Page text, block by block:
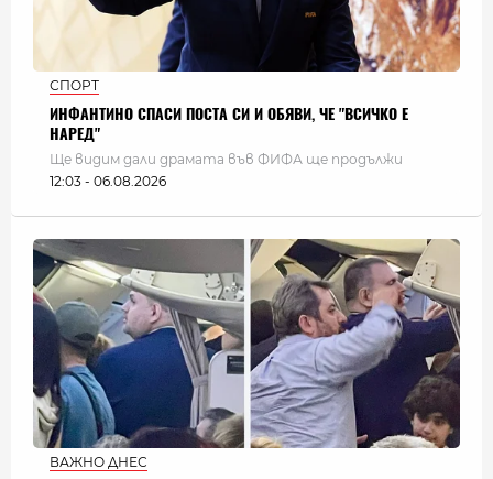
СПОРТ
ИНФАНТИНО СПАСИ ПОСТА СИ И ОБЯВИ, ЧЕ "ВСИЧКО Е
НАРЕД"
Ще видим дали драмата във ФИФА ще продължи
12:03 - 06.08.2026
ВАЖНО ДНЕС